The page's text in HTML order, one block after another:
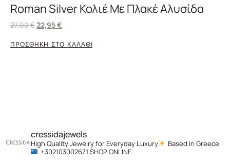
Roman Silver Κολιέ Με Πλακέ Αλυσίδα
27,00€22,95€
ΠΡΟΣΘΗΚΗ ΣΤΟ ΚΑΛΑΘΙ
cressidajewels
High Quality Jewelry for Everyday Luxury
Based in Greece
+302103002671 SHOP ONLINE: